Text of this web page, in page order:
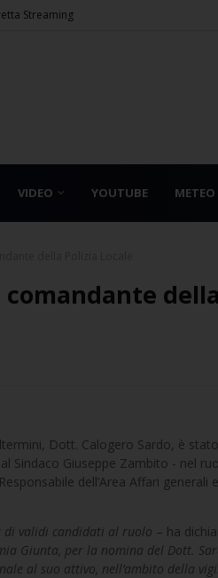
Streaming
VIDEO YOUTUBE METEO
Dott. Calogero Sardo, è
Sindaco Giuseppe Zambito - nel
dell’Area Affari generali
di validi candidati al ruolo – ha
Giunta, per la nomina del Dott.
al suo attivo, nell’ambito della